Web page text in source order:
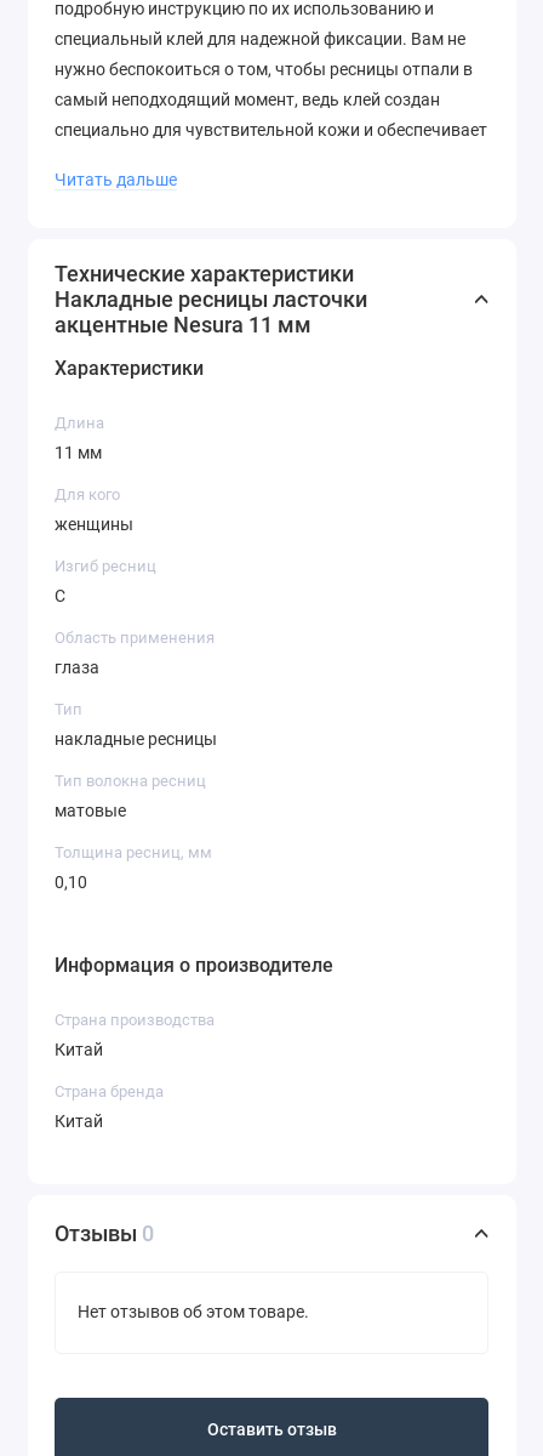
подробную инструкцию по их использованию и
специальный клей для надежной фиксации. Вам не
нужно беспокоиться о том, чтобы ресницы отпали в
самый неподходящий момент, ведь клей создан
специально для чувствительной кожи и обеспечивает
для здоровья материалов. Они не вызовут
аллергических реакций и неприятных ощущений
даже при длительном ношении.
Читать дальше
Технические характеристики
Накладные ресницы ласточки
акцентные Nesura 11 мм
Характеристики
Длина
11 мм
Для кого
женщины
Изгиб ресниц
С
Область применения
глаза
Тип
накладные ресницы
Тип волокна ресниц
матовые
Толщина ресниц, мм
0,10
Информация о производителе
Страна производства
Китай
Страна бренда
Китай
Отзывы 0
Нет отзывов об этом товаре.
Оставить отзыв